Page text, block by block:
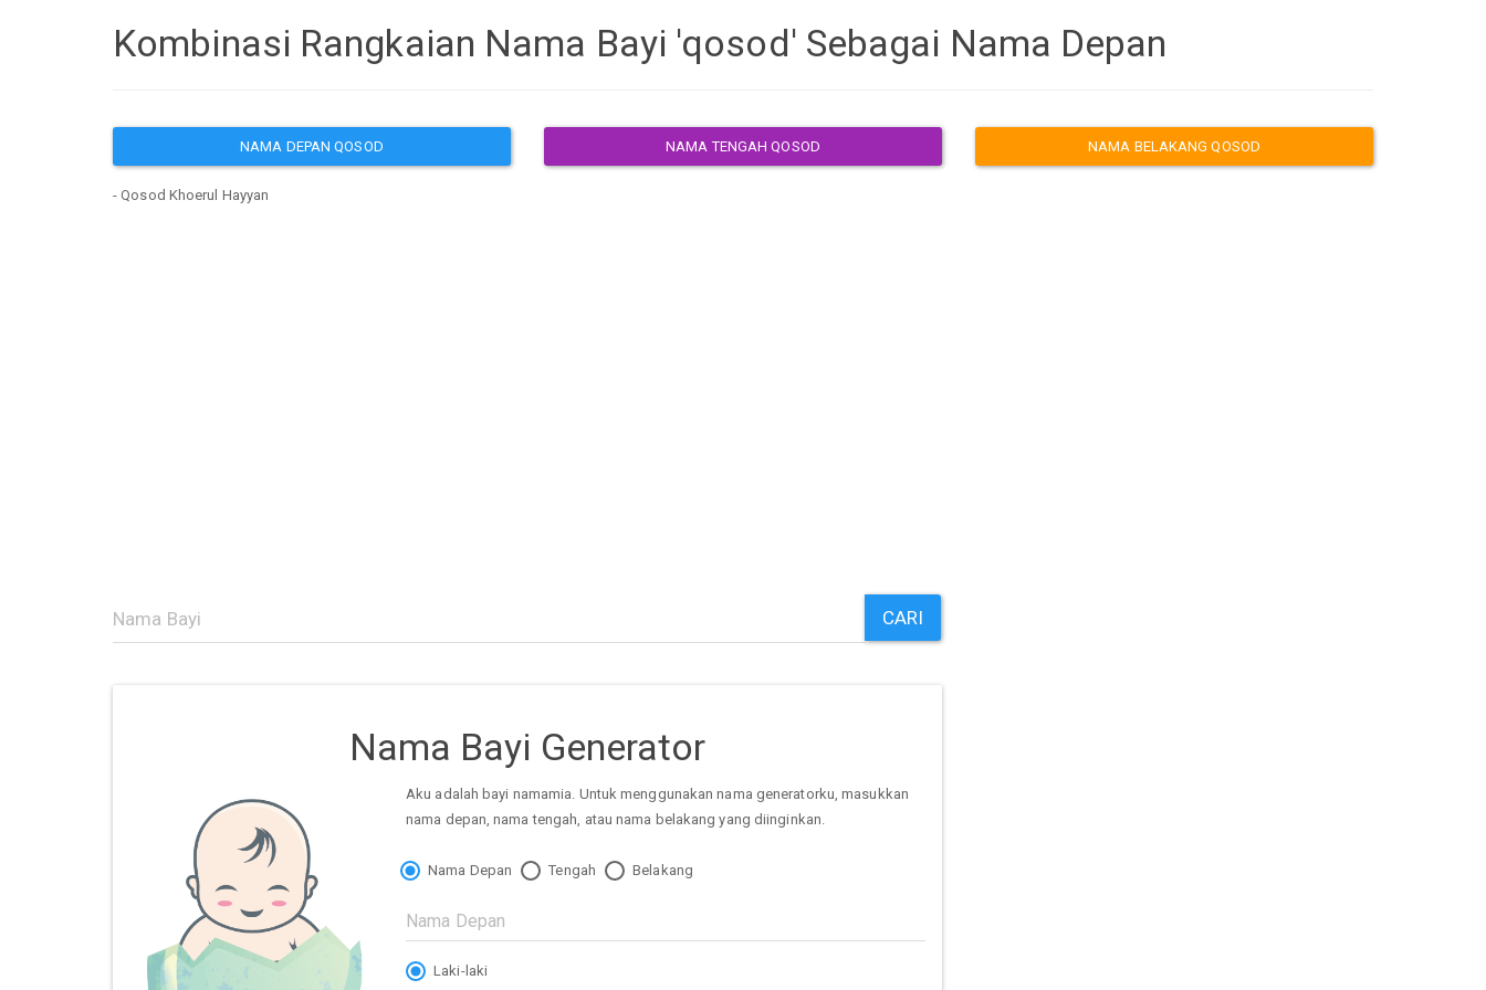
Kombinasi Rangkaian Nama Bayi 'qosod' Sebagai Nama Depan
NAMA DEPAN QOSOD NAMA TENGAH QOSOD NAMA BELAKANG QOSOD
- Qosod Khoerul Hayyan
CARI
Nama Bayi Generator
Aku adalah bayi namamia. Untuk menggunakan nama generatorku, masukkan
nama depan, nama tengah, atau nama belakang yang diinginkan.
Nama Depan Tengah Belakang
Laki-laki